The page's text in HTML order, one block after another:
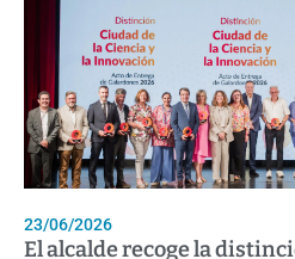
23/06/2026
El alcalde recoge la